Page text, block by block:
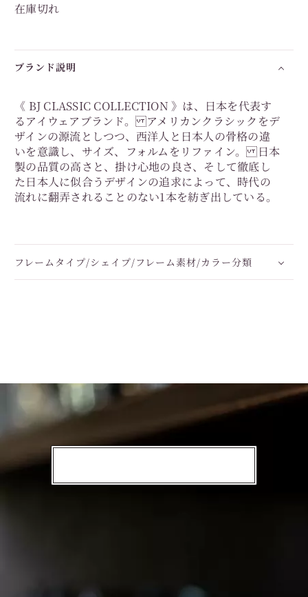
在庫切れ
ブランド説明
《 BJ CLASSIC COLLECTION 》は、日本を代表す
るアイウェアブランド。 アメリカンクラシックをデ
ザインの源流としつつ、西洋人と日本人の骨格の違
いを意識し、サイズ、フォルムをリファイン。 日本
製の品質の高さと、掛け心地の良さ、そして徹底し
た日本人に似合うデザインの追求によって、時代の
流れに翻弄されることのない1本を紡ぎ出している。
フレームタイプ/シェイプ/フレーム素材/カラー分類